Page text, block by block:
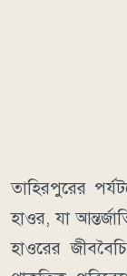
তাহিরপুরের
হাওর, যা
হাওরের